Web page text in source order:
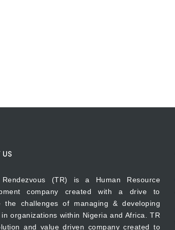
US
Rendezvous (TR) is a Human Resource
company created with a drive to
the challenges of managing & developing
in organizations within Nigeria and Africa. TR
and value driven company created to